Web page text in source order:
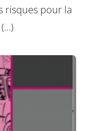
risques pour la